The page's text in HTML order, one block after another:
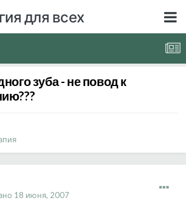
для всех
зуба - не повод к
18 июня, 2007